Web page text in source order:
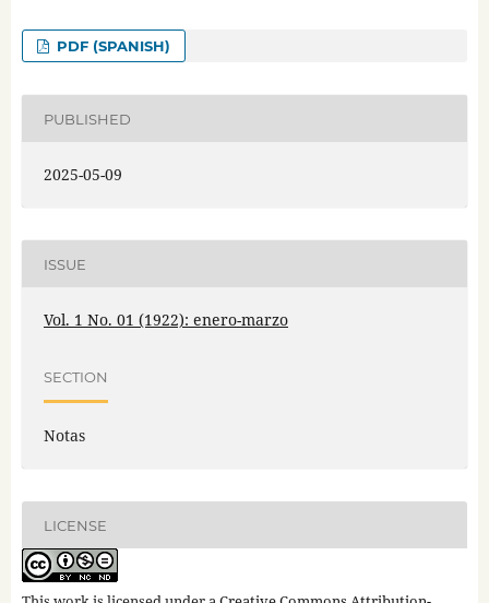
PDF (SPANISH)
PUBLISHED
2025-05-09
ISSUE
Vol. 1 No. 01 (1922): enero-marzo
SECTION
Notas
LICENSE